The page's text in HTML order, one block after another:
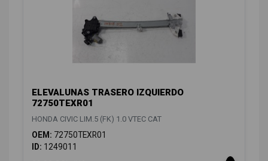
ELEVALUNAS TRASERO IZQUIERDO
72750TEXR01
HONDA CIVIC LIM.5 (FK) 1.0 VTEC CAT
OEM: 72750TEXR01
ID: 1249011